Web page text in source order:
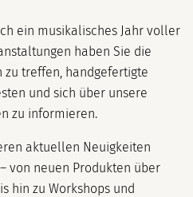
ein musikalisches Jahr voller
haben Sie die
zu treffen, handgefertigte
und sich über unsere
zu informieren.
aktuellen Neuigkeiten
von neuen Produkten über
hin zu Workshops und